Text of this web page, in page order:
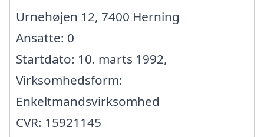
Urnehøjen 12, 7400 Herning
Ansatte: 0
Startdato: 10. marts 1992,
Virksomhedsform:
Enkeltmandsvirksomhed
CVR: 15921145